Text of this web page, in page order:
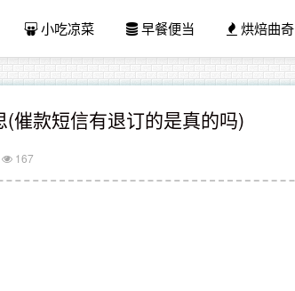
小吃凉菜 早餐便当 烘焙曲奇
催款短信有退订的是真的吗)
167